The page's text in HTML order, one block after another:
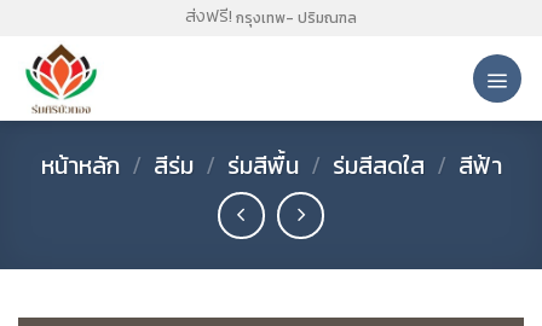
content
ส่งฟรี! กรุงเทพ- ปริมณฑล
หน้าหลัก / สีร่ม / ร่มสีพื้น / ร่มสีสดใส / สีฟ้า